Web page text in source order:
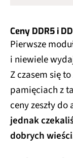
Ceny DDR5 i
Pierwsze
i niewiele
Z czasem się
pamięciach z
ceny zeszły
jednak
dobrych